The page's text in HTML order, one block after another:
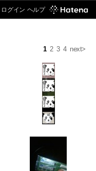
ログイン ヘルプ
1 2 3 4 next>